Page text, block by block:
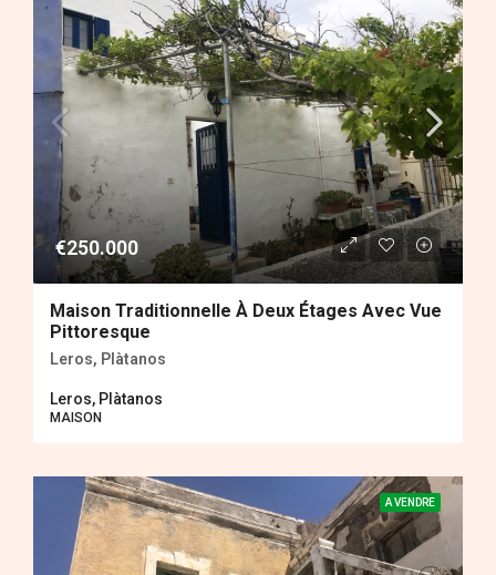
€250.000
Maison Traditionnelle À Deux Étages Avec Vue
Pittoresque
Leros, Plàtanos
Leros, Plàtanos
MAISON
A VENDRE